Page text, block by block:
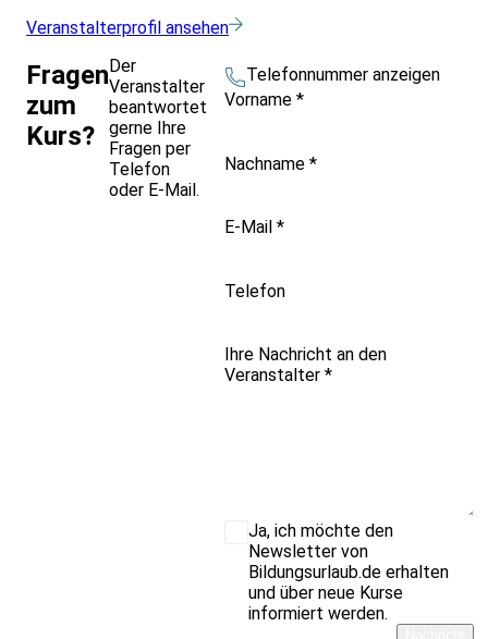
Veranstalterprofil ansehen
Fragen
zum
Kurs?
Der
Veranstalter
beantwortet
gerne Ihre
Fragen per
Telefon
oder E-Mail.
Telefonnummer anzeigen
Vorname *
Nachname *
E-Mail *
Telefon
Ihre Nachricht an den
Veranstalter *
Ja, ich möchte den
Newsletter von
Bildungsurlaub.de erhalten
und über neue Kurse
informiert werden.